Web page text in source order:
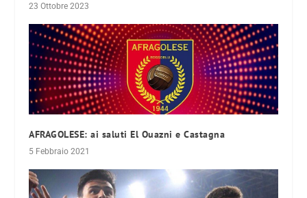
23 Ottobre 2023
AFRAGOLESE: ai saluti El Ouazni e Castagna
5 Febbraio 2021